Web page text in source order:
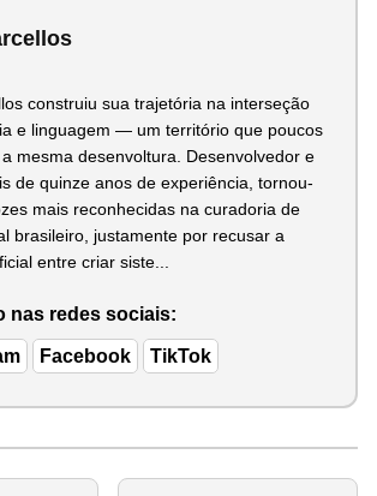
construiu sua trajetória na interseção
e linguagem — um território que poucos
mesma desenvoltura. Desenvolvedor e
de quinze anos de experiência, tornou-
mais reconhecidas na curadoria de
brasileiro, justamente por recusar a
entre criar siste...
nas redes sociais:
Facebook TikTok